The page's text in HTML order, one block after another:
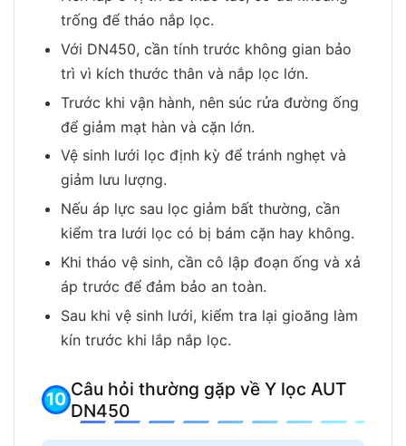
trống để tháo nắp lọc.
Với DN450, cần tính trước không gian bảo
trì vì kích thước thân và nắp lọc lớn.
Trước khi vận hành, nên súc rửa đường ống
để giảm mạt hàn và cặn lớn.
Vệ sinh lưới lọc định kỳ để tránh nghẹt và
giảm lưu lượng.
Nếu áp lực sau lọc giảm bất thường, cần
kiểm tra lưới lọc có bị bám cặn hay không.
Khi tháo vệ sinh, cần cô lập đoạn ống và xả
áp trước để đảm bảo an toàn.
Sau khi vệ sinh lưới, kiểm tra lại gioăng làm
kín trước khi lắp nắp lọc.
Câu hỏi thường gặp về Y lọc AUT
DN450